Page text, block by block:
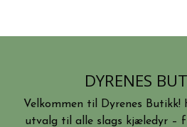
DYRENES
Velkommen til Dyrenes
utvalg til alle slags kjæledyr –